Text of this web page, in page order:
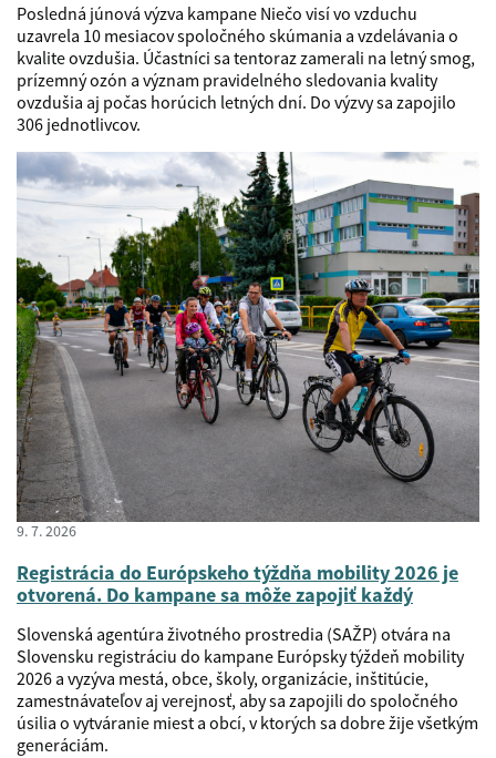
Posledná júnová výzva kampane Niečo visí vo vzduchu
uzavrela 10 mesiacov spoločného skúmania a vzdelávania o
kvalite ovzdušia. Účastníci sa tentoraz zamerali na letný smog,
prízemný ozón a význam pravidelného sledovania kvality
ovzdušia aj počas horúcich letných dní. Do výzvy sa zapojilo
306 jednotlivcov.
9. 7. 2026
Registrácia do Európskeho týždňa mobility 2026 je
otvorená. Do kampane sa môže zapojiť každý
Slovenská agentúra životného prostredia (SAŽP) otvára na
Slovensku registráciu do kampane Európsky týždeň mobility
2026 a vyzýva mestá, obce, školy, organizácie, inštitúcie,
zamestnávateľov aj verejnosť, aby sa zapojili do spoločného
úsilia o vytváranie miest a obcí, v ktorých sa dobre žije všetkým
generáciám.